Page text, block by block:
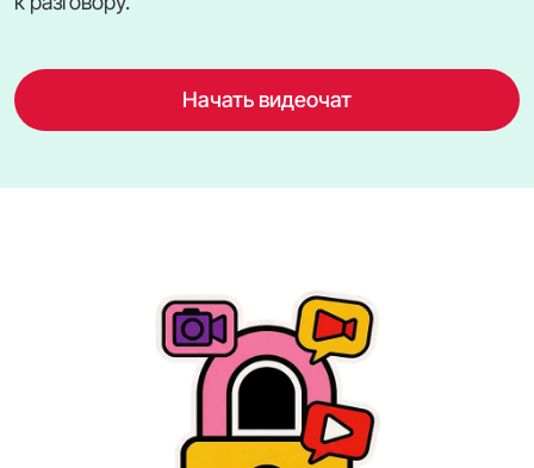
Начать видеочат